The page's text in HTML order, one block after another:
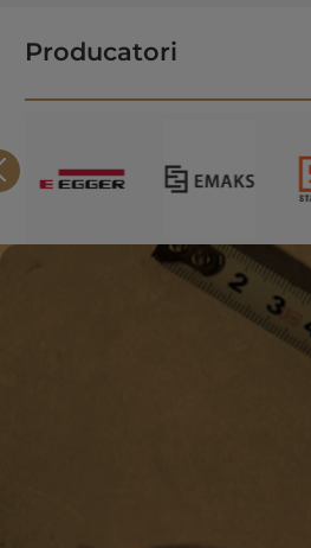
Producatori